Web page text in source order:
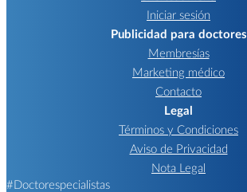
Iniciar sesión
Publicidad para doctores
Membresías
Marketing médico
Contacto
Legal
Términos y Condiciones
Aviso de Privacidad
Nota Legal
#Doctorespecialistas